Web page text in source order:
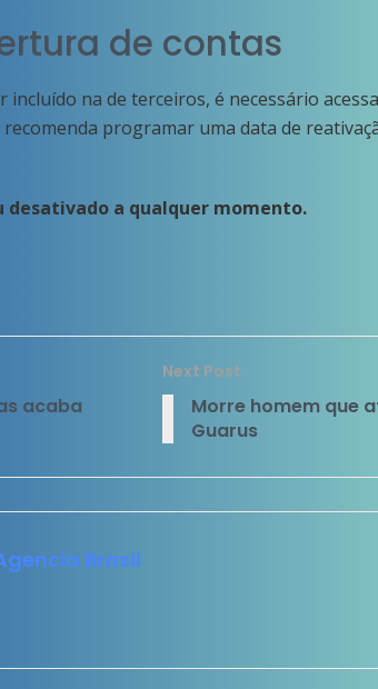
de contas
na de terceiros, é necessário
programar uma data de
desativado a qualquer momento.
acaba
Next Post
Morre homem que
Guarus
Brasil